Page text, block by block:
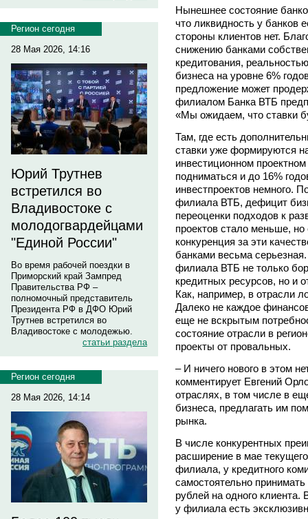
Регион сегодня
28 Мая 2026, 14:16
Юрий Трутнев
встретился во
Владивостоке с
молодогвардейцами
"Единой России"
Во время рабочей поездки в
Приморский край Зампред
Правительства РФ –
полномочный представитель
Президента РФ в ДФО Юрий
Трутнев встретился во
Владивостоке с молодежью.
статьи раздела
Регион сегодня
28 Мая 2026, 14:14
Нынешнее состояние
что ликвидность у банков
стороны клиентов нет.
снижению банками
кредитования,
бизнеса на уровне 6%
предложение может
филиалом Банка ВТБ
«Мы ожидаем, что ставки
Там, где есть
ставки уже формируются
инвестиционном
подниматься и до 16%
инвестпроектов немного.
филиала ВТБ, дефицит
переоценки подходов к
проектов стало меньше,
конкуренция за эти
банками весьма
филиала ВТБ не только
кредитных ресурсов, но и
Как, например, в отрасли
Далеко не каждое
еще не вскрытым
состояние отрасли в
проекты от провальных.
– И ничего нового в этом
комментирует Евгений
отраслях, в том числе в
бизнеса, предлагать им
рынка.
В числе конкурентных
расширение в мае
филиала, у кредитного
самостоятельно
рублей на одного
у филиала есть